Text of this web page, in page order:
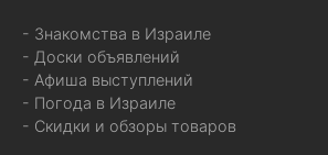
- Знакомства в Израиле
- Доски объявлений
- Афиша выступлений
- Погода в Израиле
- Скидки и обзоры товаров